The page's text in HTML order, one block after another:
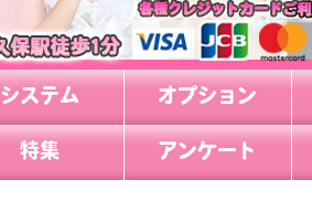
システム オプション
特集 アンケート